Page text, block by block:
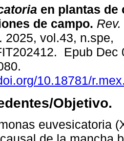
en plantas de
de campo.
2025, vol.43, n.spe,
Epub Dec
10.18781/
Objetivo.
euvesicatoria